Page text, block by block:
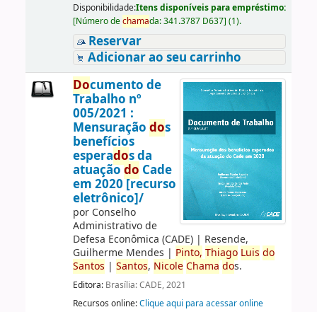
Disponibilidade:Itens disponíveis para empréstimo:
[Número dechamada:341.3787 D637] (1).
Reservar
Adicionar ao seu carrinho
Documento de
Trabalho nº
005/2021 :
Mensuração dos
benefícios
esperados da
atuaçãodo Cade
em 2020 [recurso
eletrônico]/
por Conselho
Administrativo de
Defesa Econômica (CADE)| Resende,
Guilherme Mendes | Pinto, Thiago Luis do
Santos | Santos, Nicole Chama dos.
Editora: Brasília: CADE, 2021
Recursos online:Clique aqui para acessar online